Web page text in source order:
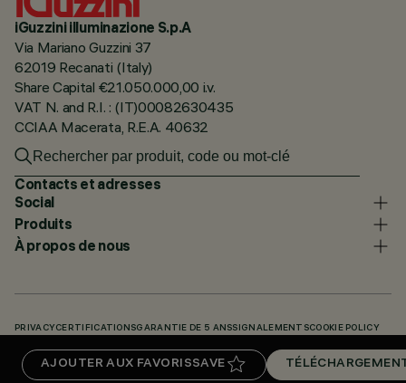
AJOUTER AUX FAVORISSAVE
iGuzzini illuminazione S.p.A
Via Mariano Guzzini 37
62019 Recanati (Italy)
Share Capital €21.050.000,00 i.v.
VAT N. and R.I. : (IT)00082630435
CCIAA Macerata, R.E.A. 40632
Contacts et adresses
Social
Produits
À propos de nous
PRIVACY CERTIFICATIONSGARANTIE DE 5 ANSSIGNALEMENTSCOOKIE POLICY
TÉLÉCHARGEMENTS